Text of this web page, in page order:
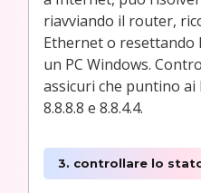
riavviando il router,
Ethernet o
un PC Windows.
assicuri che puntino ai
8.8.8.8 e 8.8.4.4.
3. controllare lo